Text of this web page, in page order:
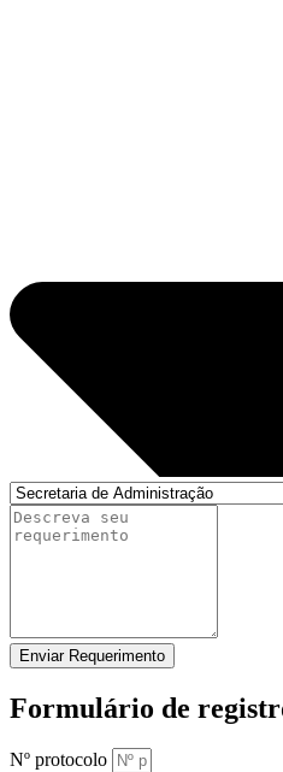
Enviar Requerimento
Formulário de
Nº protocolo